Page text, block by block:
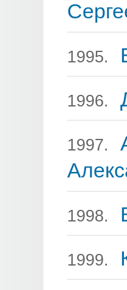
1995.
1996.
1997.
1998.
1999.